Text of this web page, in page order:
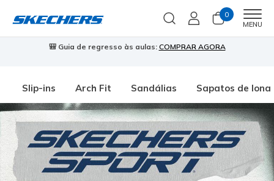
0
MENU
🎒 Guia de regresso às aulas: COMPRAR AGORA
Slip-ins Arch Fit Sandálias Sapatos de lona